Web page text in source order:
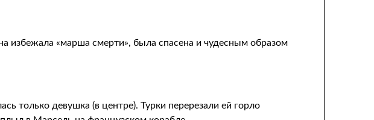
избежала «марша смерти», была спасена и чудесным образом
только девушка (в центре). Турки перерезали ей горло